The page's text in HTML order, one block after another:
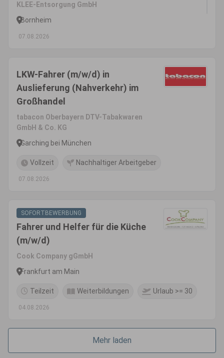
KLEE-Entsorgung GmbH
Bornheim
07.08.2026
LKW-Fahrer (m/w/d) in
Auslieferung (Nahverkehr) im
Großhandel
tabacon Oberbayern DTV-Tabakwaren
GmbH & Co. KG
Garching bei München
Vollzeit Nachhaltiger Arbeitgeber
07.08.2026
SOFORTBEWERBUNG
Fahrer und Helfer für die Küche
(m/w/d)
Cook Company gGmbH
Frankfurt am Main
Teilzeit Weiterbildungen Urlaub >= 30
04.08.2026
Mehr laden